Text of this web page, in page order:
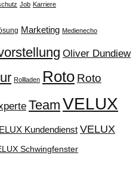
Job Karriere
Marketing Medienecho
Oliver Dundiew
Rollladen Roto Roto
Team VELUX
Kundendienst VELUX
Schwingfenster